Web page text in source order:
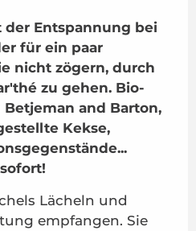
der Entspannung bei
für ein paar
nicht zögern, durch
zu gehen. Bio-
and Barton,
Kekse,
Lächeln und
empfangen. Sie